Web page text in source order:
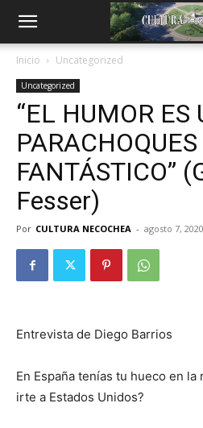
Inicio Uncategorized
Uncategorized
“EL HUMOR ES
PARACHOQUES
FANTÁSTICO”
Fesser)
Por CULTURA NECOCHEA - agosto 7, 2020
Entrevista de Diego Barrios
En España tenías tu hueco en
irte a Estados Unidos?